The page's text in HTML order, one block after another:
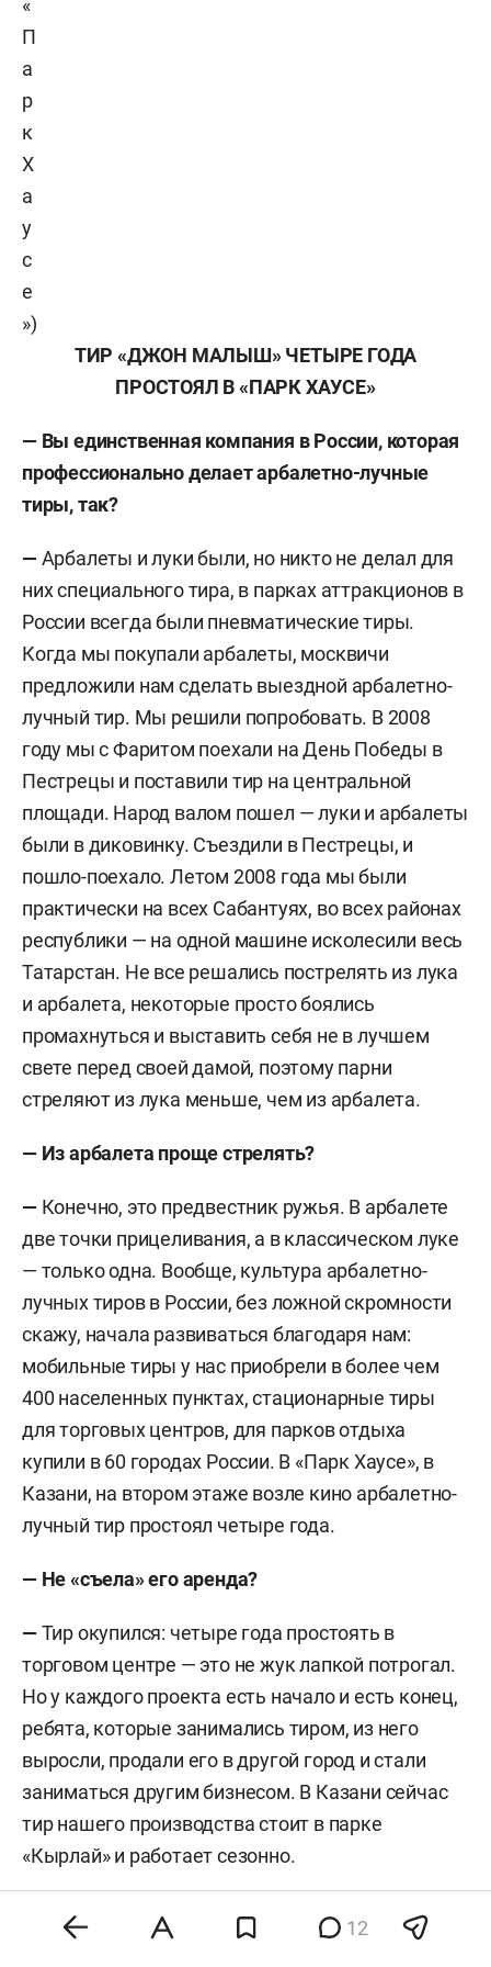
«
П
а
р
к
Х
а
у
с
е
»)
ТИР «ДЖОН МАЛЫШ» ЧЕТЫРЕ ГОДА
ПРОСТОЯЛ В «ПАРК ХАУСЕ»
— Вы единственная компания в России, которая
профессионально делает арбалетно-лучные
тиры, так?
— Арбалеты и луки были, но никто не делал для
них специального тира, в парках аттракционов в
России всегда были пневматические тиры.
Когда мы покупали арбалеты, москвичи
предложили нам сделать выездной арбалетно-
лучный тир. Мы решили попробовать. В 2008
году мы с Фаритом поехали на День Победы в
Пестрецы и поставили тир на центральной
площади. Народ валом пошел — луки и арбалеты
были в диковинку. Съездили в Пестрецы, и
пошло-поехало. Летом 2008 года мы были
практически на всех Сабантуях, во всех районах
республики — на одной машине исколесили весь
Татарстан. Не все решались пострелять из лука
и арбалета, некоторые просто боялись
промахнуться и выставить себя не в лучшем
свете перед своей дамой, поэтому парни
стреляют из лука меньше, чем из арбалета.
— Из арбалета проще стрелять?
— Конечно, это предвестник ружья. В арбалете
две точки прицеливания, а в классическом луке
— только одна. Вообще, культура арбалетно-
лучных тиров в России, без ложной скромности
скажу, начала развиваться благодаря нам:
мобильные тиры у нас приобрели в более чем
400 населенных пунктах, стационарные тиры
для торговых центров, для парков отдыха
купили в 60 городах России. В «Парк Хаусе», в
Казани, на втором этаже возле кино арбалетно-
лучный тир простоял четыре года.
— Не «съела» его аренда?
— Тир окупился: четыре года простоять в
торговом центре — это не жук лапкой потрогал.
Но у каждого проекта есть начало и есть конец,
ребята, которые занимались тиром, из него
выросли, продали его в другой город и стали
заниматься другим бизнесом. В Казани сейчас
тир нашего производства стоит в парке
«Кырлай» и работает сезонно.
12